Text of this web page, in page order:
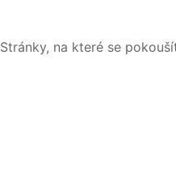
Stránky, na které se